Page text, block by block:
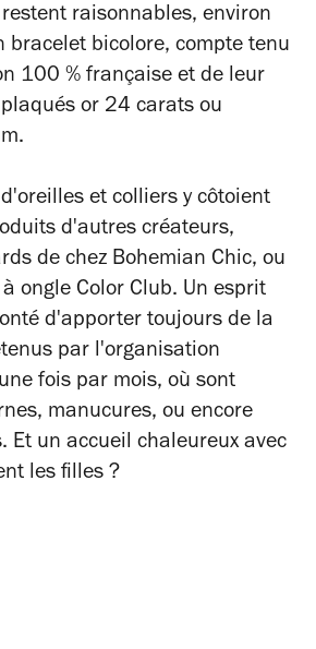
raisonnables, environ
bracelet bicolore, compte tenu
100 % française et de leur
or 24 carats ou
et colliers y côtoient
d'autres créateurs,
de chez Bohemian Chic, ou
ongle Color Club. Un esprit
d'apporter toujours de la
par l'organisation
fois par mois, où sont
manucures, ou encore
Et un accueil chaleureux avec
les filles ?